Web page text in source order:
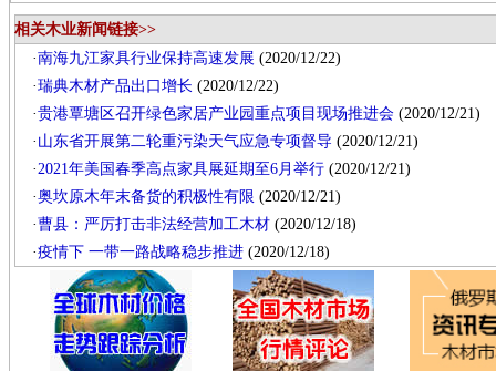
相关木业新闻链接>>
·南海九江家具行业保持高速发展 (2020/12/22)
·瑞典木材产品出口增长 (2020/12/22)
·贵港覃塘区召开绿色家居产业园重点项目现场推进会 (2020/12/21)
· 山东省开展第二轮重污染天气应急专项督导 (2020/12/21)
·2021年美国春季高点家具展延期至6月举行 (2020/12/21)
·奥坎原木年末备货的积极性有限 (2020/12/21)
·曹县：严厉打击非法经营加工木材 (2020/12/18)
·疫情下 一带一路战略稳步推进 (2020/12/18)